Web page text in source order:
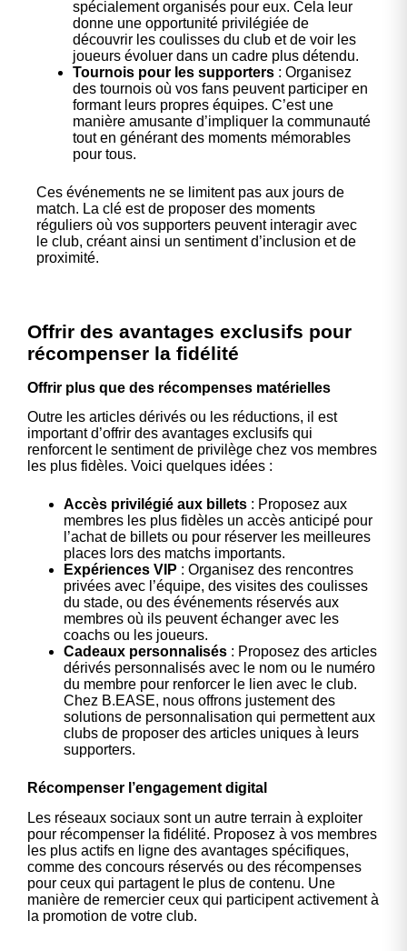
spécialement organisés pour eux. Cela leur
donne une opportunité privilégiée de
découvrir les coulisses du club et de voir les
joueurs évoluer dans un cadre plus détendu.
Tournois pour les supporters : Organisez
des tournois où vos fans peuvent participer en
formant leurs propres équipes. C’est une
manière amusante d’impliquer la communauté
tout en générant des moments mémorables
pour tous.
Ces événements ne se limitent pas aux jours de
match. La clé est de proposer des moments
réguliers où vos supporters peuvent interagir avec
le club, créant ainsi un sentiment d’inclusion et de
proximité.
Offrir des avantages exclusifs pour
récompenser la fidélité
Offrir plus que des récompenses matérielles
Outre les articles dérivés ou les réductions, il est
important d’offrir des avantages exclusifs qui
renforcent le sentiment de privilège chez vos membres
les plus fidèles. Voici quelques idées :
Accès privilégié aux billets : Proposez aux
membres les plus fidèles un accès anticipé pour
l’achat de billets ou pour réserver les meilleures
places lors des matchs importants.
Expériences VIP : Organisez des rencontres
privées avec l’équipe, des visites des coulisses
du stade, ou des événements réservés aux
membres où ils peuvent échanger avec les
coachs ou les joueurs.
Cadeaux personnalisés : Proposez des articles
dérivés personnalisés avec le nom ou le numéro
du membre pour renforcer le lien avec le club.
Chez B.EASE, nous offrons justement des
solutions de personnalisation qui permettent aux
clubs de proposer des articles uniques à leurs
supporters.
Récompenser l’engagement digital
Les réseaux sociaux sont un autre terrain à exploiter
pour récompenser la fidélité. Proposez à vos membres
les plus actifs en ligne des avantages spécifiques,
comme des concours réservés ou des récompenses
pour ceux qui partagent le plus de contenu. Une
manière de remercier ceux qui participent activement à
la promotion de votre club.